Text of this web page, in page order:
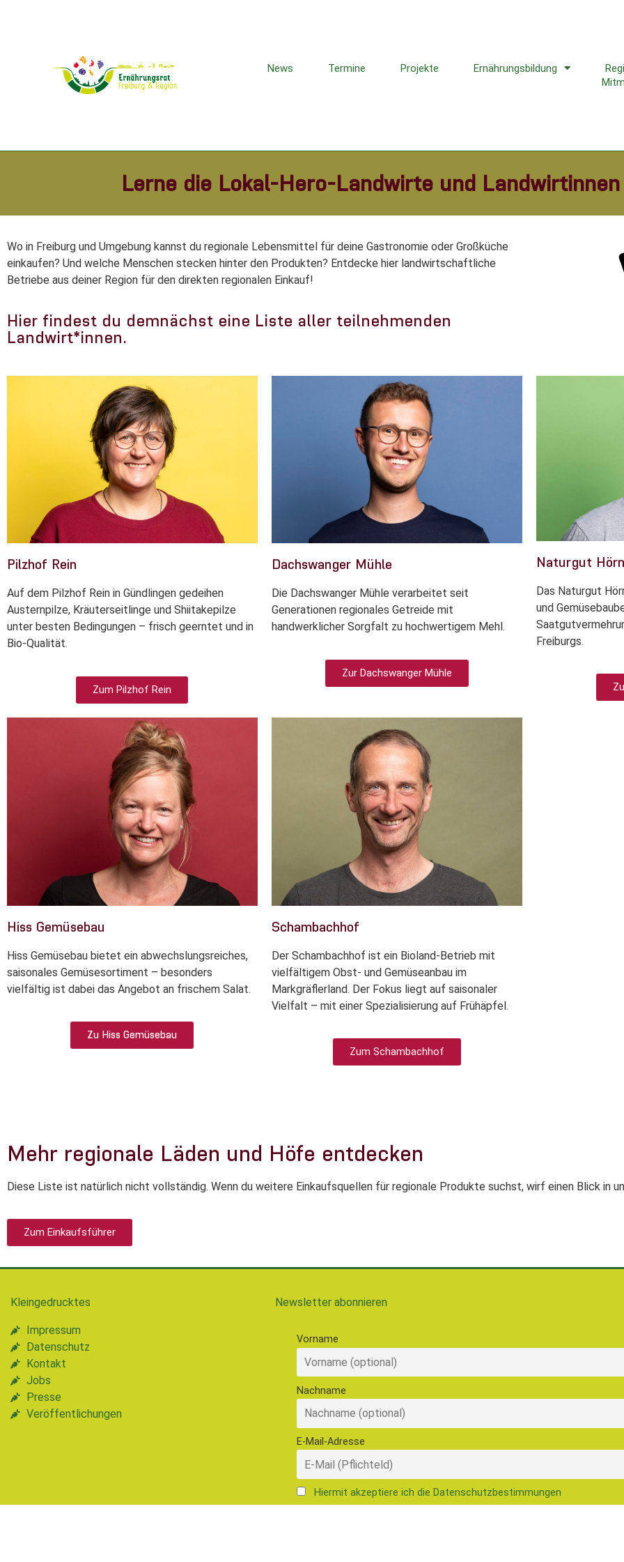
News Termine Projekte Ernährungsbildung
Lerne die Lokal-Hero-Landwirte und Landwirtinnen
Wo in Freiburg und Umgebung kannst du regionale Lebensmittel für deine Gastronomie oder Großküche
einkaufen? Und welche Menschen stecken hinter den Produkten? Entdecke hier landwirtschaftliche
Betriebe aus deiner Region für den direkten regionalen Einkauf!
Hier findest du demnächst eine Liste aller teilnehmenden
Landwirt*innen.
Pilzhof Rein
Auf dem Pilzhof Rein in Gündlingen gedeihen
Austernpilze, Kräuterseitlinge und Shiitakepilze
unter besten Bedingungen – frisch geerntet und in
Bio-Qualität.
Zum Pilzhof Rein
Dachswanger Mühle
Die Dachswanger Mühle verarbeitet seit
Generationen regionales Getreide mit
handwerklicher Sorgfalt zu hochwertigem Mehl.
Zur Dachswanger Mühle
Naturgut
Das Naturgut
und
Freiburgs.
Hiss Gemüsebau
Hiss Gemüsebau bietet ein abwechslungsreiches,
saisonales Gemüsesortiment – besonders
vielfältig ist dabei das Angebot an frischem Salat.
Zu Hiss Gemüsebau
Schambachhof
Der Schambachhof ist ein Bioland-Betrieb mit
vielfältigem Obst- und Gemüseanbau im
Markgräflerland. Der Fokus liegt auf saisonaler
Vielfalt – mit einer Spezialisierung auf Frühäpfel.
Zum Schambachhof
Mehr regionale Läden und Höfe entdecken
Diese Liste ist natürlich nicht vollständig. Wenn du weitere Einkaufsquellen für regionale Produkte suchst, wirf einen Blick in
Zum Einkaufsführer
Kleingedrucktes
Impressum
Datenschutz
Kontakt
Jobs
Presse
Veröffentlichungen
Newsletter abonnieren
Vorname
Nachname
E-Mail-Adresse
Hiermit akzeptiere ich die Datenschutzbestimmungen